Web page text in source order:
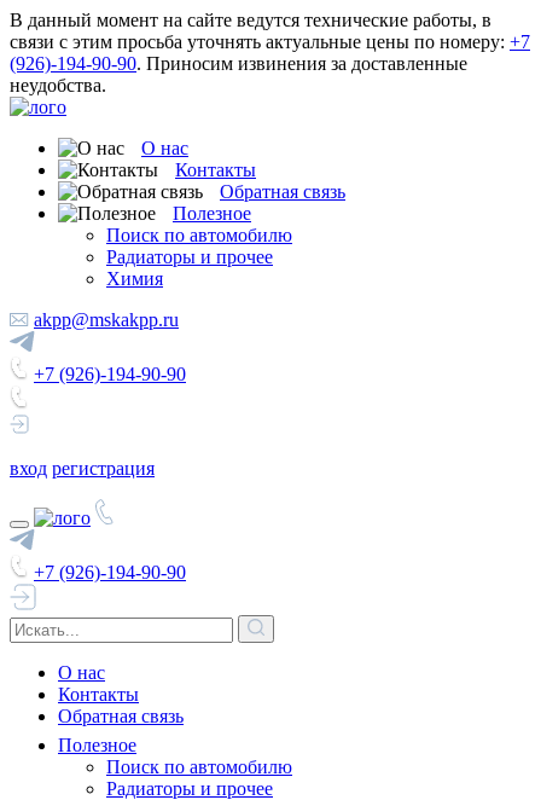
В данный момент на сайте ведутся технические работы, в
связи с этим просьба уточнять актуальные цены по номеру: +7
(926)-194-90-90. Приносим извинения за доставленные
неудобства.
О нас
Контакты
Обратная связь
Полезное
Поиск по автомобилю
Радиаторы и прочее
Химия
akpp@mskakpp.ru
+7 (926)-194-90-90
вход регистрация
+7 (926)-194-90-90
О нас
Контакты
Обратная связь
Полезное
Поиск по автомобилю
Радиаторы и прочее